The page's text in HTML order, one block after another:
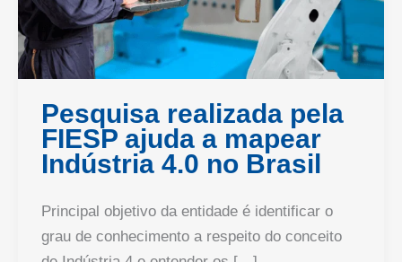
Pesquisa realizada pela
FIESP ajuda a mapear
Indústria 4.0 no Brasil
Principal objetivo da entidade é identificar o
grau de conhecimento a respeito do conceito